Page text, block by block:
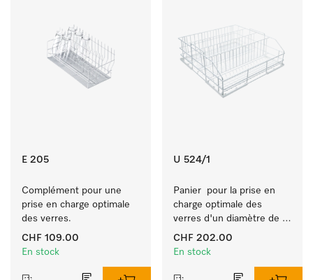
E 205
Complément pour une
prise en charge optimale
des verres.
CHF 109.00
En stock
U 524/1
Panier  pour la prise en
charge optimale des
verres d'un diamètre de
10 cm max.
CHF 202.00
En stock